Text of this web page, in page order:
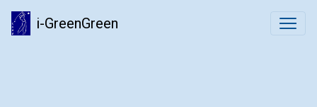
i-GreenGreen